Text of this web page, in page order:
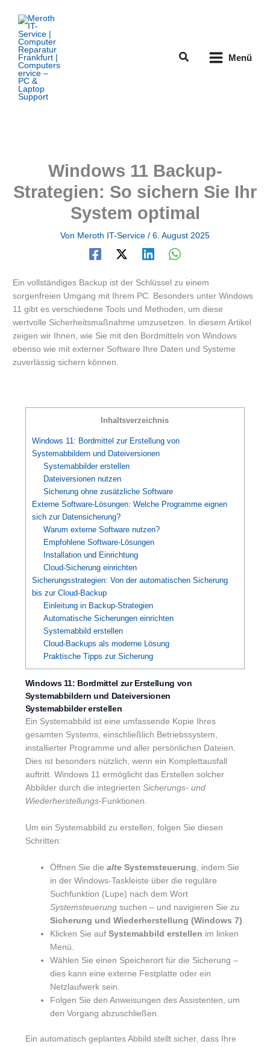
Inhalt
springen
Suchen Menü
Windows 11 Backup-
Strategien: So sichern Sie Ihr
System optimal
Von Meroth IT-Service / 6. August 2025
Ein vollständiges Backup ist der Schlüssel zu einem
sorgenfreien Umgang mit Ihrem PC. Besonders unter Windows
11 gibt es verschiedene Tools und Methoden, um diese
wertvolle Sicherheitsmaßnahme umzusetzen. In diesem Artikel
zeigen wir Ihnen, wie Sie mit den Bordmitteln von Windows
ebenso wie mit externer Software Ihre Daten und Systeme
zuverlässig sichern können.
Inhaltsverzeichnis
Windows 11: Bordmittel zur Erstellung von
Systemabbildern und Dateiversionen
Systemabbilder erstellen
Dateiversionen nutzen
Sicherung ohne zusätzliche Software
Externe Software-Lösungen: Welche Programme eignen
sich zur Datensicherung?
Warum externe Software nutzen?
Empfohlene Software-Lösungen
Installation und Einrichtung
Cloud-Sicherung einrichten
Sicherungsstrategien: Von der automatischen Sicherung
bis zur Cloud-Backup
Einleitung in Backup-Strategien
Automatische Sicherungen einrichten
Systemabbild erstellen
Cloud-Backups als moderne Lösung
Praktische Tipps zur Sicherung
Windows 11: Bordmittel zur Erstellung von
Systemabbildern und Dateiversionen
Systemabbilder erstellen
Ein Systemabbild ist eine umfassende Kopie Ihres
gesamten Systems, einschließlich Betriebssystem,
installierter Programme und aller persönlichen Dateien.
Dies ist besonders nützlich, wenn ein Komplettausfall
auftritt. Windows 11 ermöglicht das Erstellen solcher
Abbilder durch die integrierten Sicherungs- und
Wiederherstellungs-Funktionen.
Um ein Systemabbild zu erstellen, folgen Sie diesen
Schritten:
Öffnen Sie die alte Systemsteuerung , indem Sie
in der Windows-Taskleiste über die reguläre
Suchfunktion (Lupe) nach dem Wort
Systemsteuerung suchen – und navigieren Sie zu
Sicherung und Wiederherstellung (Windows 7)
Klicken Sie auf Systemabbild erstellen im linken
Menü.
Wählen Sie einen Speicherort für die Sicherung –
dies kann eine externe Festplatte oder ein
Netzlaufwerk sein.
Folgen Sie den Anweisungen des Assistenten, um
den Vorgang abzuschließen.
Ein automatisch geplantes Abbild stellt sicher, dass Ihre